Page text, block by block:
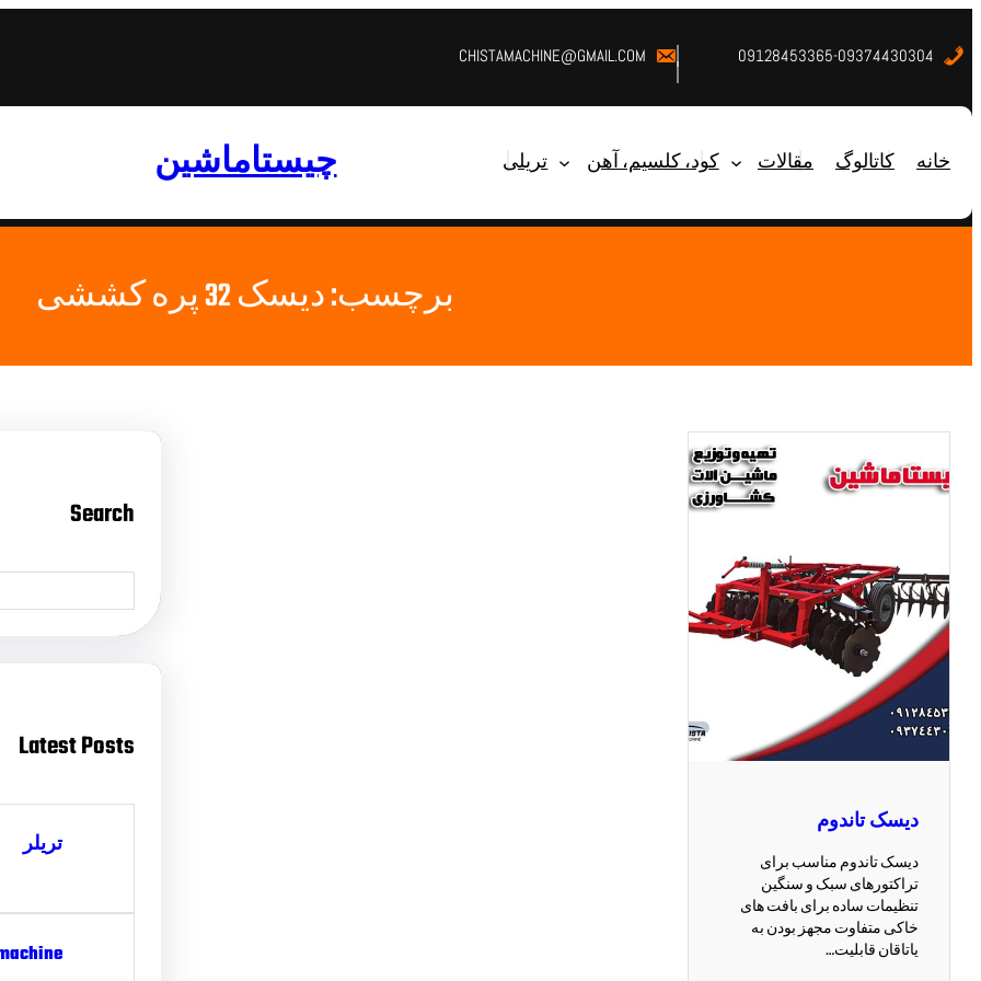
09128453365-09374430304
CHISTAMACHINE@GMAIL.COM
خانه کاتالوگ مقالات کود، کلسیم، آهن تریلی چیستاماشین
برچسب:دیسک 32 پره کششی
دیسک تاندوم
دیسک تاندوم مناسب برای
تراکتورهای سبک و سنگین
تنظیمات ساده برای بافت های
خاکی متفاوت مجهز بودن به
یاتاقان قابلیت…
Search
Latest Posts
تریلر